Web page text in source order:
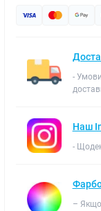
-
Наш
-
–